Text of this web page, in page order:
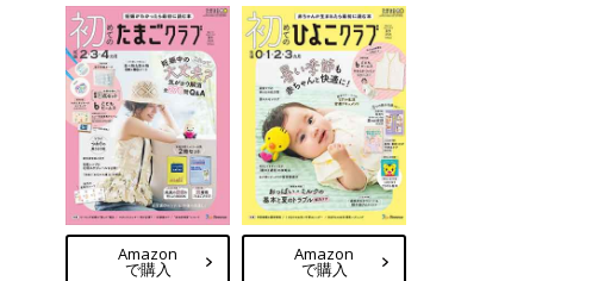
Amazon
で購入
Amazon
で購入